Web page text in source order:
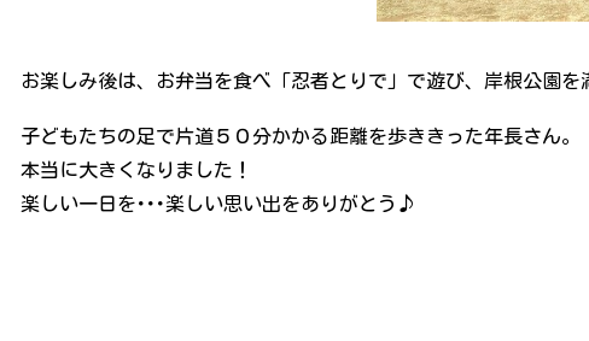
お楽しみ後は、お弁当を食べ「忍者とりで」で遊び、岸根公園を
子どもたちの足で片道５０分かかる距離を歩ききった年長さん。
本当に大きくなりました！
楽しい一日を･･･楽しい思い出をありがとう♪